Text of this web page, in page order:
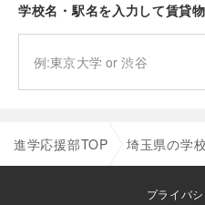
学校名・駅名を入力して賃貸
進学応援部TOP 埼玉県の学
プライバ